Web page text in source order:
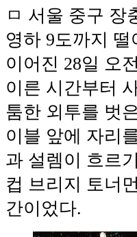
ㅁ 서울 중구 장
영하 9도까지
이어진 28일 오
이른 시간부터
툼한 외투를 벗
이블 앞에 자리
과 설렘이 흐르
컵 브리지 토너
간이었다.